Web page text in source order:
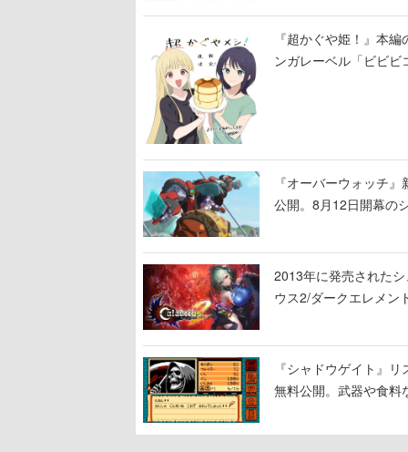
『超かぐや姫！』本
ンガレーベル「ビビ
『オーバーウォッチ
公開。8月12日開幕の
2013年に発売された
ウス2/ダークエレメン
『シャドウゲイト』
無料公開。武器や食料